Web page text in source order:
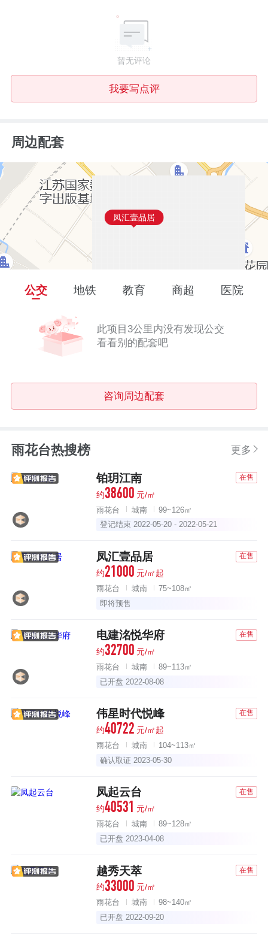
暂无评论
我要写点评
周边配套
凤汇壹品居
公交 地铁 教育 商超 医院
此项目3公里内没有发现公交
看看别的配套吧
咨询周边配套
雨花台热搜榜 更多
铂玥江南 在售
约38600 元/㎡
雨花台 城南
99~126㎡
登记结束 2022-05-20 - 2022-05-21
凤汇壹品居 在售
约21000 元/㎡起
雨花台 城南
75~108㎡
即将预售
电建洺悦华府 在售
约32700 元/㎡
雨花台 城南
89~113㎡
已开盘 2022-08-08
伟星时代悦峰 在售
约40722 元/㎡起
雨花台 城南
104~113㎡
确认取证 2023-05-30
凤起云台 在售
约40531 元/㎡
雨花台 城南
89~128㎡
已开盘 2023-04-08
越秀天萃 在售
约33000 元/㎡
雨花台 城南
98~140㎡
已开盘 2022-09-20